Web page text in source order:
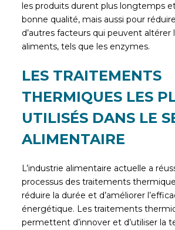
les produits durent plus longtemps
bonne qualité, mais aussi pour
d’autres facteurs qui peuvent altérer
aliments, tels que les enzymes.
LES TRAITEMENTS
THERMIQUES LES
UTILISÉS DANS LE
ALIMENTAIRE
L’industrie alimentaire actuelle a
processus des traitements
réduire la durée et d’améliorer
énergétique. Les traitements
permettent d’innover et d’utiliser la